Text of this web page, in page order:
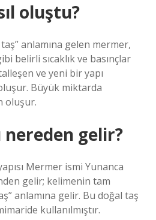
oluştu?
anlamına gelen mermer,
belirli sıcaklık ve basınçlar
ve yeni bir yapı
Büyük miktarda
oluşur.
nereden gelir?
Mermer ismi Yunanca
gelir; kelimenin tam
anlamına gelir. Bu doğal taş
kullanılmıştır.